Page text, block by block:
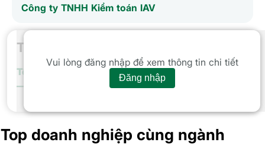
Công ty TNHH Kiểm toán IAV
Thống kê giao dịch
Tổng giá trị GTGD Tự doanhNước ngoài
Vui lòng đăng nhập để xem thông tin chi tiết
Đăng nhập
Top doanh nghiệp cùng ngành